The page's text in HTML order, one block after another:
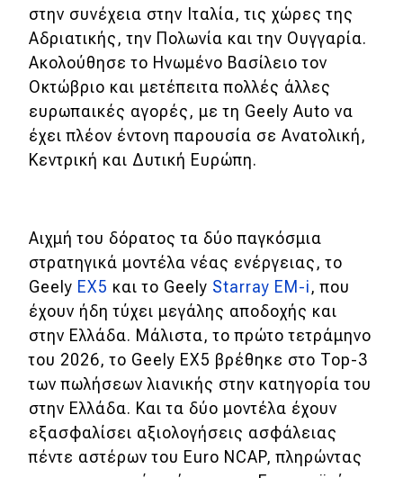
Οδική βοήθεια
eDRIVE
DRIVE USED
στην συνέχεια στην Ιταλία, τις χώρες της
Αδριατικής, την Πολωνία και την Ουγγαρία.
Ακολούθησε το Ηνωμένο Βασίλειο τον
Οκτώβριο και μετέπειτα πολλές άλλες
ευρωπαικές αγορές, με τη Geely Auto να
έχει πλέον έντονη παρουσία σε Ανατολική,
Κεντρική και Δυτική Ευρώπη.
Αιχμή του δόρατος τα δύο παγκόσμια
στρατηγικά μοντέλα νέας ενέργειας, το
Geely EΧ5 και το Geely Starray EM-i, που
έχουν ήδη τύχει μεγάλης αποδοχής και
στην Ελλάδα. Μάλιστα, το πρώτο τετράμηνο
του 2026, το Geely EΧ5 βρέθηκε στο Top-3
των πωλήσεων λιανικής στην κατηγορία του
στην Ελλάδα. Και τα δύο μοντέλα έχουν
εξασφαλίσει αξιολογήσεις ασφάλειας
πέντε αστέρων του Euro NCAP, πληρώντας